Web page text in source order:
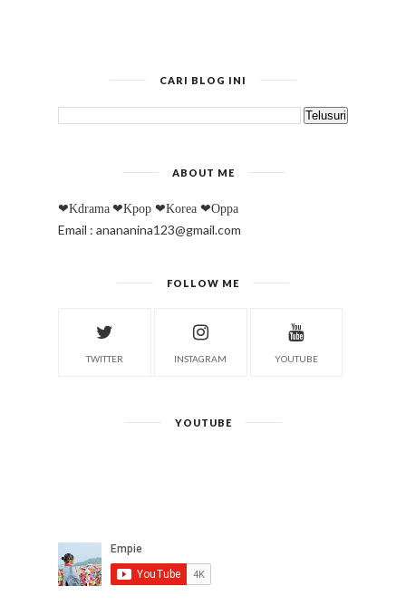
CARI BLOG INI
ABOUT ME
❤Kdrama ❤Kpop ❤Korea ❤Oppa
Email : anananina123@gmail.com
FOLLOW ME
TWITTER INSTAGRAM YOUTUBE
YOUTUBE